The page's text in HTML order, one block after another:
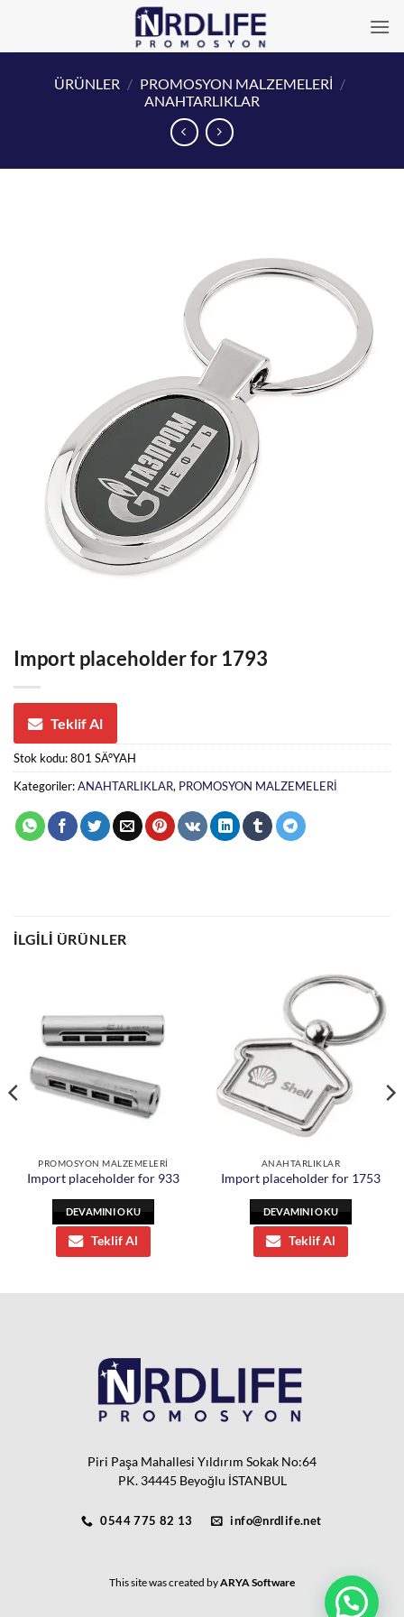
ÜRÜNLER / PROMOSYON MALZEMELERİ /
ANAHTARLIKLAR
Import placeholder for 1793
Teklif Al
Stok kodu:801 SÄ°YAH
Kategoriler:ANAHTARLIKLAR, PROMOSYON MALZEMELERİ
İLGILI ÜRÜNLER
PROMOSYON MALZEMELERİ
Import placeholder for 933
DEVAMINI OKU
Teklif Al
ANAHTARLIKLAR
Import placeholder for 1753
DEVAMINI OKU
Teklif Al
Piri Paşa Mahallesi Yıldırım Sokak No:64
PK. 34445 Beyoğlu İSTANBUL
0544 775 82 13 info@nrdlife.net
This site was created byARYA Software